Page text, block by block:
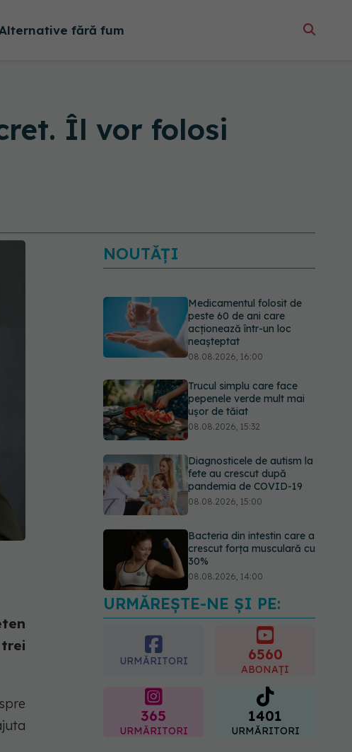
fără fum
Îl vor folosi
NOUTĂȚI
Medicamentul folosit de
peste 60 de ani care
acționează într-un loc
neașteptat
08.08.2026, 16:00
Trucul simplu care face
pepenele verde mult mai
ușor de tăiat
08.08.2026, 15:32
Diagnosticele de autism la
fete au crescut după
pandemia de COVID-19
08.08.2026, 15:00
Bacteria din intestin care a
crescut forța musculară cu
30%
08.08.2026, 14:00
Trucul genial cu ceai negru
pentru păr. Tot mai multe
08.08.2026, 17:00
URMĂREȘTE-NE ȘI PE:
URMĂRITORI 6560
ABONAȚI
365
URMĂRITORI
1401
URMĂRITORI